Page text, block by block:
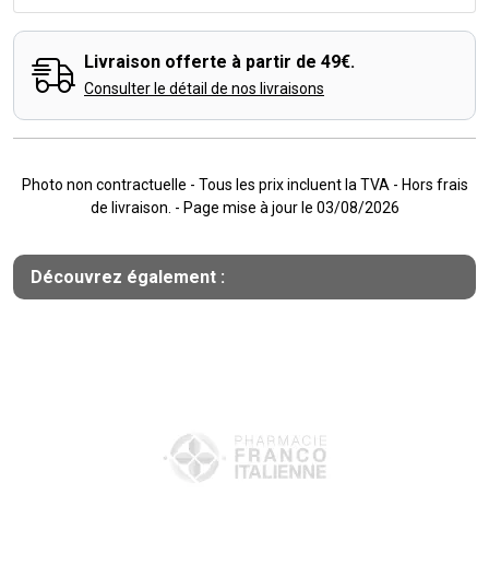
Livraison offerte à partir de 49€.
Consulter le détail de nos livraisons
Photo non contractuelle - Tous les prix incluent la TVA - Hors frais
de livraison. - Page mise à jour le 03/08/2026
Découvrez également :